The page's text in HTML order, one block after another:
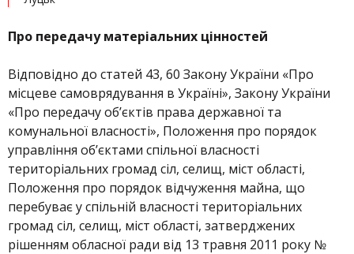
Про передачу матеріальних цінностей
Відповідно до статей 43, 60 Закону України «Про
місцеве самоврядування в Україні», Закону України
«Про передачу об’єктів права державної та
комунальної власності», Положення про порядок
управління об’єктами спільної власності
територіальних громад сіл, селищ, міст області,
Положення про порядок відчуження майна, що
перебуває у спільній власності територіальних
громад сіл, селищ, міст області, затверджених
рішенням обласної ради від 13 травня 2011 року №